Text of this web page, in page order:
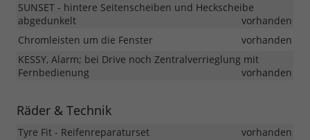
SUNSET - hintere Seitenscheiben und Heckscheibe
abgedunkelt
vorhanden
Chromleisten um die Fenster
vorhanden
KESSY, Alarm; bei Drive noch Zentralverrieglung mit
Fernbedienung
vorhanden
Räder & Technik
Tyre Fit - Reifenreparaturset
vorhanden